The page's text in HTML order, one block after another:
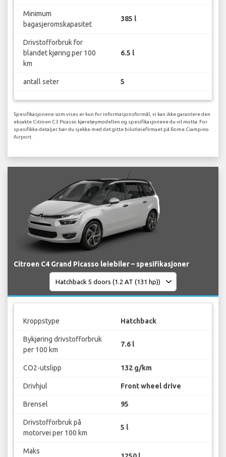
Minimum
bagasjeromskapasitet
385 l
Drivstofforbruk for
blandet kjøring per 100
km
6.5 l
antall seter 5
Spesifikasjonene som vises er kun for informasjonsformål, vi kan ikke garantere den
eksakte Citroen C3 Picasso kjøretøymodellen og spesifikasjonene du vil motta. For
spesifikke detaljer bør du sjekke med det gitte bilutleiefirmaet på Rome Ciampino
Airport.
Citroen C4 Grand Picasso leiebiler – spesifikasjoner
Kroppstype Hatchback
Bykjøring drivstofforbruk
per 100 km
7.6 l
CO2-utslipp 132 g/km
Drivhjul Front wheel drive
Brensel 95
Drivstofforbruk på
motorvei per 100 km
5 l
Maks